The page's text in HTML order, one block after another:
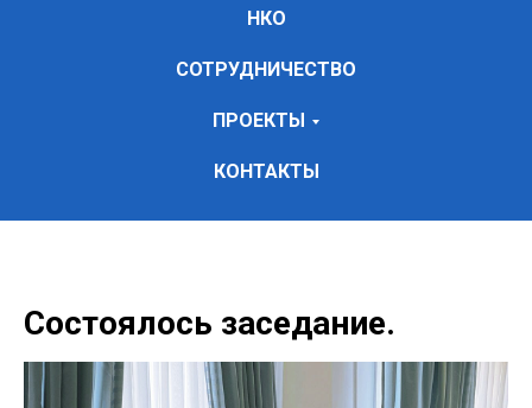
НКО
СОТРУДНИЧЕСТВО
ПРОЕКТЫ
КОНТАКТЫ
Состоялось заседание.